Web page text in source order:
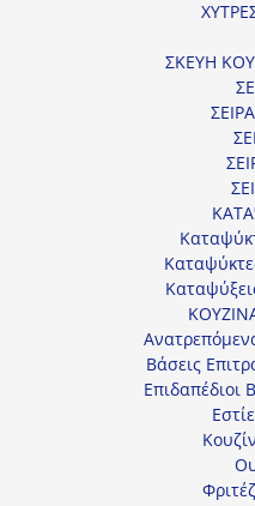
ΣΚΕΥΗ
Βάσεις
Επιδαπέδιοι